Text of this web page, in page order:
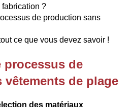
?
de production sans
ce que vous devez savoir !
processus de
de plage
des matériaux